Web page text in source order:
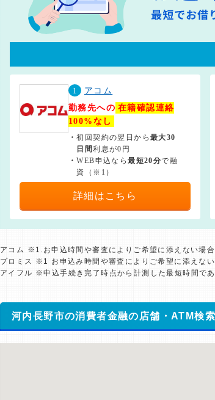
1
アコム
勤務先への 在籍確認連絡
100%なし
・初回契約の翌日から最大30
日間利息が0円
・WEB申込なら最短20分で融
資（※1）
詳細はこちら
アコム ※1.お申込時間や審査によりご希望に添えない場合
プロミス ※1 お申込み時間や審査によりご希望に添えない
アイフル ※申込手続き完了時点から計測した最短時間で
河内長野市の消費者金融の店舗・ATM検索